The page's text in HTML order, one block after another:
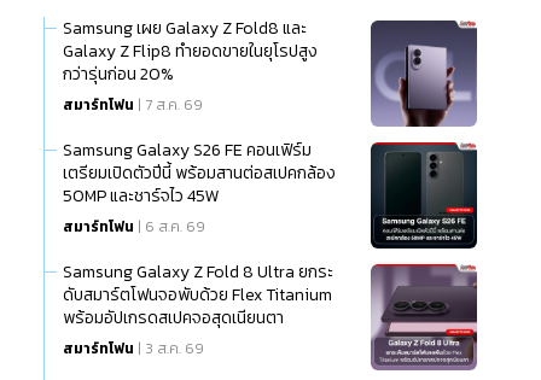
Samsung เผย Galaxy Z Fold8 และ
Galaxy Z Flip8 ทำยอดขายในยุโรปสูง
กว่ารุ่นก่อน 20%
สมาร์ทโฟน | 7 ส.ค. 69
Samsung Galaxy S26 FE คอนเฟิร์ม
เตรียมเปิดตัวปีนี้ พร้อมสานต่อสเปคกล้อง
50MP และชาร์จไว 45W
สมาร์ทโฟน | 6 ส.ค. 69
Samsung Galaxy Z Fold 8 Ultra ยกระ
ดับสมาร์ตโฟนจอพับด้วย Flex Titanium
พร้อมอัปเกรดสเปคจอสุดเนียนตา
สมาร์ทโฟน | 3 ส.ค. 69